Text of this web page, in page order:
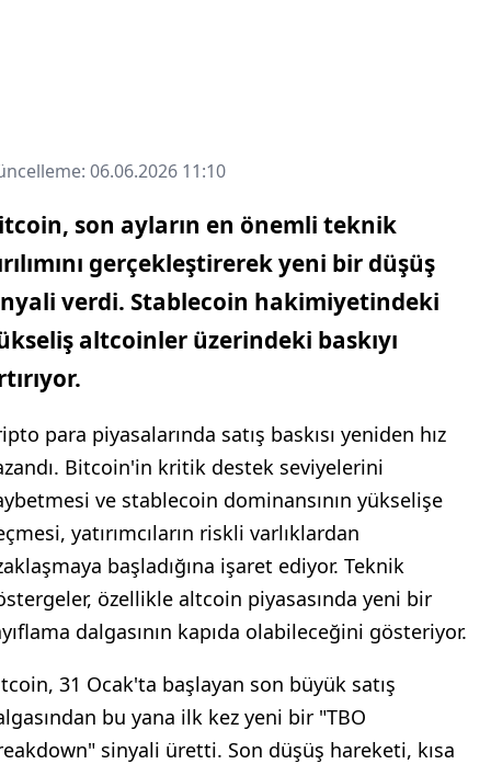
06.06.2026 11:10
son ayların en önemli teknik
gerçekleştirerek yeni bir düşüş
verdi. Stablecoin hakimiyetindeki
altcoinler üzerindeki baskıyı
para piyasalarında satış baskısı yeniden hız
Bitcoin'in kritik destek seviyelerini
ve stablecoin dominansının yükselişe
yatırımcıların riskli varlıklardan
başladığına işaret ediyor. Teknik
özellikle altcoin piyasasında yeni bir
dalgasının kapıda olabileceğini gösteriyor.
31 Ocak'ta başlayan son büyük satış
bu yana ilk kez yeni bir "TBO
sinyali üretti. Son düşüş hareketi, kısa